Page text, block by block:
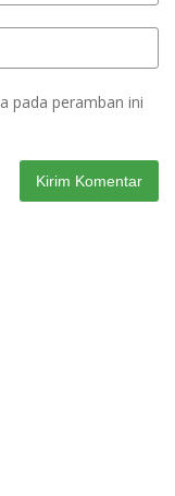
pada peramban ini